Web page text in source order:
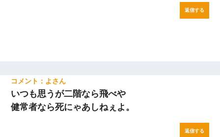
返信する
よ
いつも思うが二階なら飛べや
健常者なら死にゃあしねぇよ。
返信する